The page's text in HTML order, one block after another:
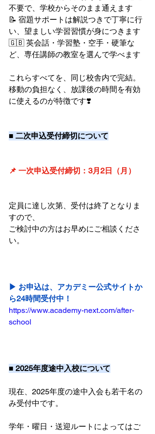
不要で、学校からそのまま通えます
📝 宿題サポートは解説つきで丁寧に行
い、望ましい学習習慣が身につきます
🇬🇧 英会話・学習塾・空手・硬筆な
ど、専任講師の教室を選んで学べます
これらすべてを、同じ校舎内で完結。
移動の負担なく、放課後の時間を有効
に使えるのが特徴です❣️
■ 二次申込受付締切について
📌 一次申込受付締切：3月2日（月）
定員に達し次第、受付は終了となりま
すので、
ご検討中の方はお早めにご相談くださ
い。
▶︎ お申込は、アカデミー公式サイトか
ら24時間受付中！
https://www.academy-next.com/after-
school
■ 2025年度途中入校について
現在、2025年度の途中入会も若干名の
み受付中です。
学年・曜日・送迎ルートによってはご